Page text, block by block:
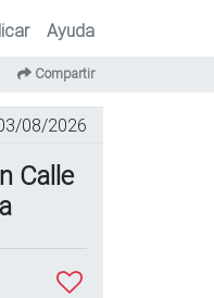
Ayuda
Compartir
08/2026
Calle